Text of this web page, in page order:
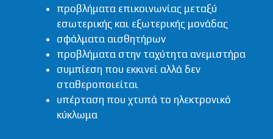
προβλήματα επικοινωνίας μεταξύ
εσωτερικής και εξωτερικής μονάδας
σφάλματα αισθητήρων
προβλήματα στην ταχύτητα ανεμιστήρα
συμπίεση που εκκινεί αλλά δεν
σταθεροποιείται
υπέρταση που χτυπά το ηλεκτρονικό
κύκλωμα